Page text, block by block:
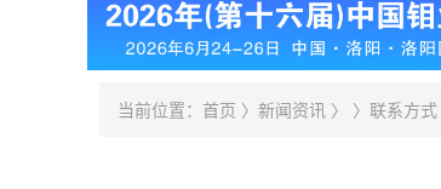
当前位置： 首页 〉 新闻资讯 〉 〉联系方式